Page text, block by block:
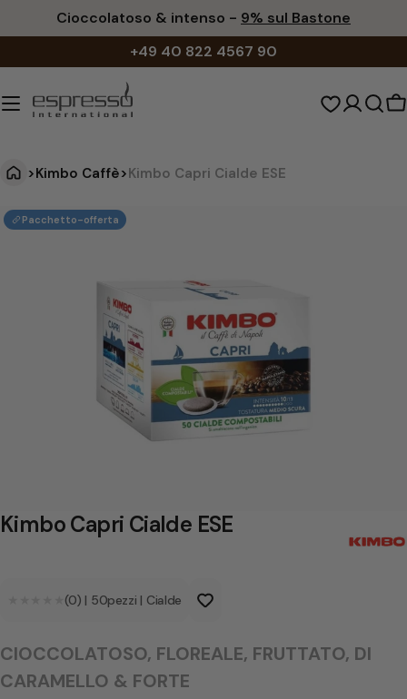
al
Cioccolatoso & intenso - 9% sul Bastone
+49 40 822 4567 90
>Kimbo Caffè>Kimbo Capri Cialde ESE
K
C
d
e
Vai Pacchetto-offerta
Kimbo Capri Cialde ESE
(0) | 50pezzi | Cialde
CIOCCOLATOSO, FLOREALE, FRUTTATO, DI
CARAMELLO & FORTE